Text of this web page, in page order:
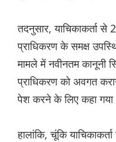
तदनुसार, याचिकाकर्ता
प्राधिकरण के समक्ष
मामले में नवीनतम कानूनी
प्राधिकरण को अवगत
पेश करने के लिए कहा
हालांकि, चूंकि याचिकाकर्ता